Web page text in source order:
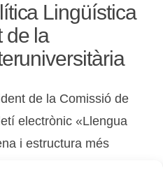
Lingüística
de la
de la Comissió de
electrònic «Llengua
i estructura més